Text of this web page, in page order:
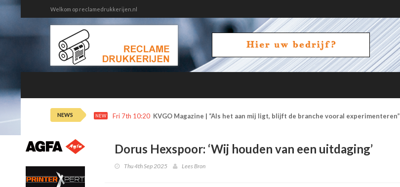
Welkom op reclamedrukkerijen.nl
NEWS NEW Fri 7th 10:20 KVGO Magazine | “Als het aan mij ligt, blijft de branche vooral experimenteren”
Dorus Hexspoor: ‘Wij houden van een uitdaging’
Thu 4th Sep 2025 Lees Bron